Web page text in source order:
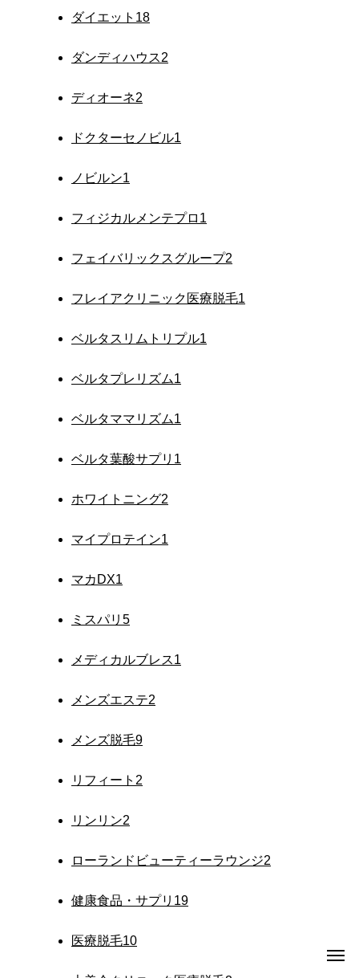
ダイエット 18
ダンディハウス2
ディオーネ2
ドクターセノビル1
ノビルン1
フィジカルメンテプロ 1
フェイバリックスグループ2
フレイアクリニック医療脱毛1
ベルタスリムトリプル1
ベルタプレリズム1
ベルタママリズム1
ベルタ葉酸サプリ 1
ホワイトニング2
マイプロテイン1
マカDX1
ミスパリ 5
メディカルブレス1
メンズエステ2
メンズ脱毛9
リフィート 2
リンリン2
ローランドビューティーラウンジ2
健康食品・サプリ 19
医療脱毛10